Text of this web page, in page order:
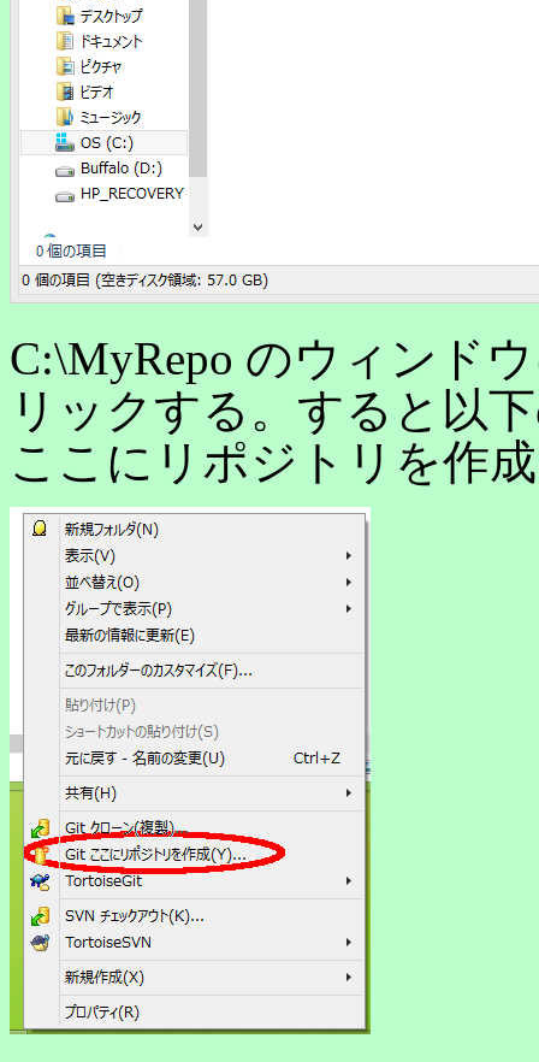
C:\MyRepo のウィンド
リックする。すると以
ここにリポジトリを作